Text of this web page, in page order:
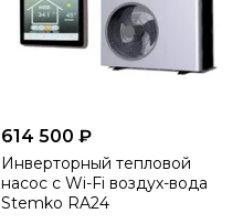
614 500 ₽
Инверторный тепловой
насос с Wi-Fi воздух-вода
Stemko RA24